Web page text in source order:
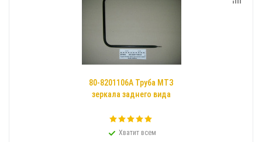
80-8201106А Труба МТЗ
зеркала заднего вида
Хватит всем